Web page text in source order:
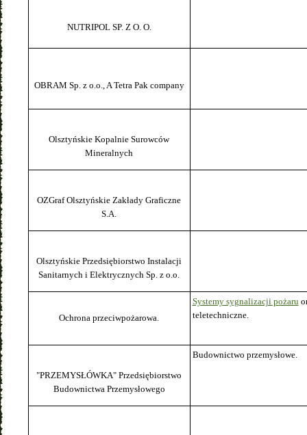
NUTRIPOL SP. Z O. O.
OBRAM Sp. z o.o., A Tetra Pak company
Olsztyńskie Kopalnie Surowców
Mineralnych
OZGraf Olsztyńskie Zakłady Graficzne
S.A.
Olsztyńskie Przedsiębiorstwo Instalacji
Sanitarnych i Elektrycznych Sp. z o.o.
Ochrona przeciwpożarowa.
Systemy sygnalizacji pożaru
teletechniczne.
"PRZEMYSŁÓWKA" Przedsiębiorstwo
Budownictwa Przemysłowego
Budownictwo przemysłowe.